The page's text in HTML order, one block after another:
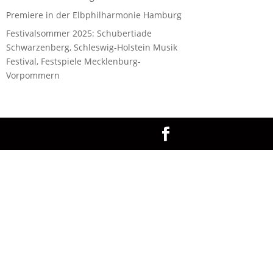
Premiere in der Elbphilharmonie Hamburg
Festivalsommer 2025: Schubertiade
Schwarzenberg, Schleswig-Holstein Musik
Festival, Festspiele Mecklenburg-
Vorpommern